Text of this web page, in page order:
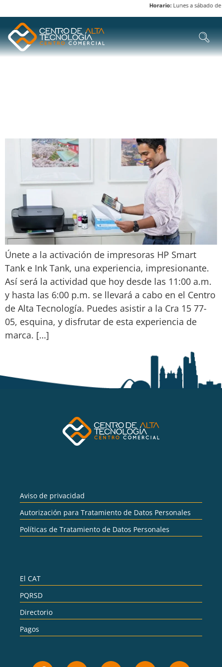
Horario:Lunes a sábado de
Únete a la activación de impresoras HP Smart
Tank e Ink Tank, una experiencia, impresionante.
Así será la actividad que hoy desde las 11:00 a.m.
y hasta las 6:00 p.m. se llevará a cabo en el Centro
de Alta Tecnología. Puedes asistir a la Cra 15 77-
05, esquina, y disfrutar de esta experiencia de
marca. […]
Aviso de privacidad
Autorización para Tratamiento de Datos Personales
Políticas de Tratamiento de Datos Personales
El CAT
PQRSD
Directorio
Pagos